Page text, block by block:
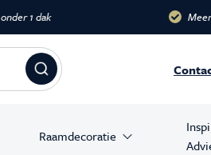
Meer dan 10.000 m2
Raamdecoratie